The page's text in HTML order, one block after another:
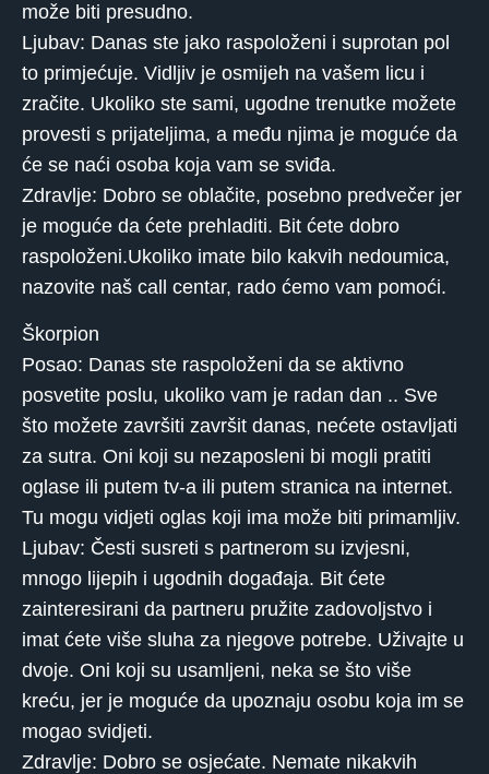
može biti presudno.
Ljubav: Danas ste jako raspoloženi i suprotan pol
to primjećuje. Vidljiv je osmijeh na vašem licu i
zračite. Ukoliko ste sami, ugodne trenutke možete
provesti s prijateljima, a među njima je moguće da
će se naći osoba koja vam se sviđa.
Zdravlje: Dobro se oblačite, posebno predvečer jer
je moguće da ćete prehladiti. Bit ćete dobro
raspoloženi.Ukoliko imate bilo kakvih nedoumica,
nazovite naš call centar, rado ćemo vam pomoći.
Škorpion
Posao: Danas ste raspoloženi da se aktivno
posvetite poslu, ukoliko vam je radan dan .. Sve
što možete završiti završit danas, nećete ostavljati
za sutra. Oni koji su nezaposleni bi mogli pratiti
oglase ili putem tv-a ili putem stranica na internet.
Tu mogu vidjeti oglas koji ima može biti primamljiv.
Ljubav: Česti susreti s partnerom su izvjesni,
mnogo lijepih i ugodnih događaja. Bit ćete
zainteresirani da partneru pružite zadovoljstvo i
imat ćete više sluha za njegove potrebe. Uživajte u
dvoje. Oni koji su usamljeni, neka se što više
kreću, jer je moguće da upoznaju osobu koja im se
mogao svidjeti.
Zdravlje: Dobro se osjećate. Nemate nikakvih